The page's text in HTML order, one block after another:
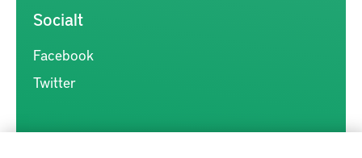
Socialt
Facebook
Twitter